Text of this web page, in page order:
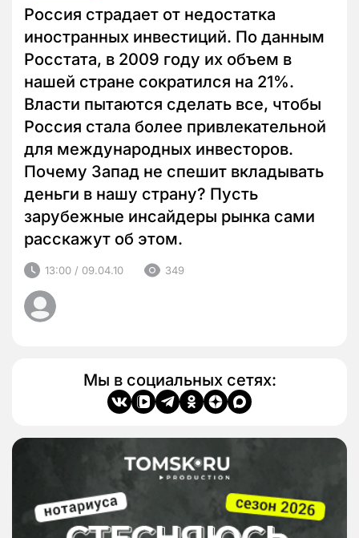
Россия страдает от недостатка
иностранных инвестиций. По данным
Росстата, в 2009 году их объем в
нашей стране сократился на 21%.
Власти пытаются сделать все, чтобы
Россия стала более привлекательной
для международных инвесторов.
Почему Запад не спешит вкладывать
деньги в нашу страну? Пусть
зарубежные инсайдеры рынка сами
расскажут об этом.
13:00 / 09.04.10 349
Мы в социальных сетях: